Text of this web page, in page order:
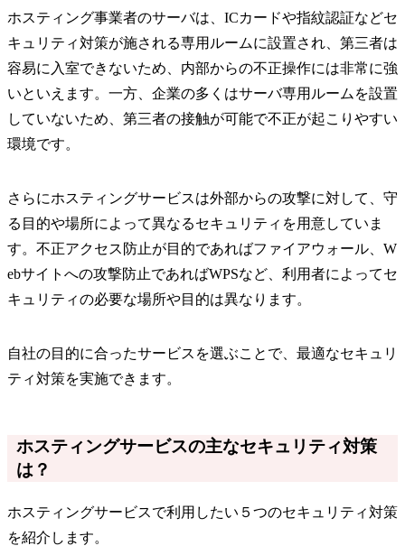
ホスティング事業者のサーバは、ICカードや指紋認証などセ
キュリティ対策が施される専用ルームに設置され、第三者は
容易に入室できないため、内部からの不正操作には非常に強
いといえます。一方、企業の多くはサーバ専用ルームを設置
していないため、第三者の接触が可能で不正が起こりやすい
環境です。
さらにホスティングサービスは外部からの攻撃に対して、守
る目的や場所によって異なるセキュリティを用意していま
す。不正アクセス防止が目的であればファイアウォール、W
ebサイトへの攻撃防止であればWPSなど、利用者によってセ
キュリティの必要な場所や目的は異なります。
自社の目的に合ったサービスを選ぶことで、最適なセキュリ
ティ対策を実施できます。
ホスティングサービスの主なセキュリティ対策
は？
ホスティングサービスで利用したい５つのセキュリティ対策
を紹介します。